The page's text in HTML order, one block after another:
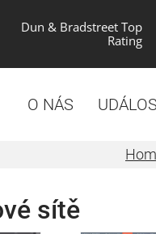
Dun & Bradstreet Top
Rating
O NÁS
sítě